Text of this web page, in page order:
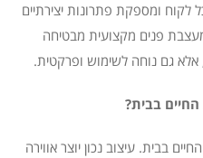
לקוח ומספקת פתרונות יצירתיים
פנים מקצועית מבטיחה
גם נוחה לשימוש ופרקטית.
בבית?
בבית. עיצוב נכון יוצר אווירה